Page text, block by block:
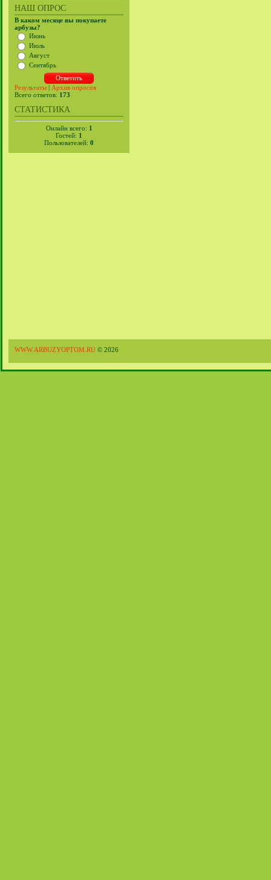
НАШ ОПРОС
В каком месяце вы покупаете
арбузы?
Июнь
Июль
Август
Сентябрь
Результаты | Архив опросов
Всего ответов: 173
СТАТИСТИКА
Онлайн всего: 1
Гостей: 1
Пользователей: 0
WWW.ARBUZYOPTOM.RU © 2026